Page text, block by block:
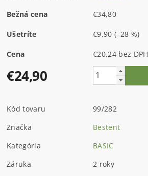
Bežná cena €34,80
Ušetríte €9,90(–28 %)
Cena €20,24 bez DPH
€24,90
Kód tovaru
99/282
Značka
Bestent
Kategória
BASIC
Záruka
2 roky